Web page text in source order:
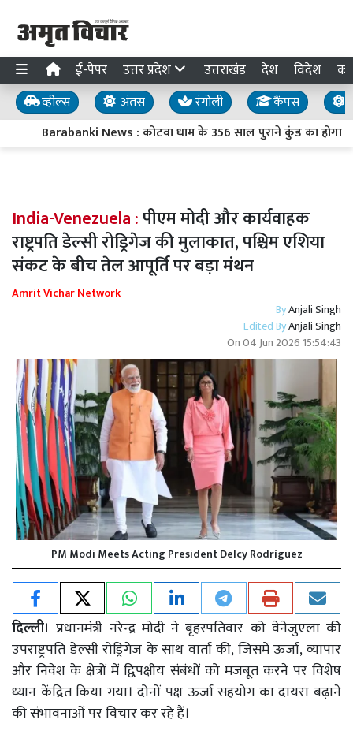
ई-पेपर उत्तर प्रदेश उत्तराखंड देश विदेश
व्हील्स अंतस रंगोली कैंपस
Barabanki News : कोटवा धाम के 356 साल पुराने कुंड का होगा
India-Venezuela :पीएम मोदी और कार्यवाहक
राष्ट्रपति डेल्सी रोड्रिगेज की मुलाकात, पश्चिम एशिया
संकट के बीच तेल आपूर्ति पर बड़ा मंथन
Amrit Vichar Network
ByAnjali Singh
Edited ByAnjali Singh
On04 Jun 2026 15:54:43
PM Modi Meets Acting President Delcy Rodríguez
दिल्ली।प्रधानमंत्री नरेन्द्र मोदी ने बृहस्पतिवार को वेनेजुएला की
उपराष्ट्रपति डेल्सी रोड्रिगेज के साथ वार्ता की, जिसमें ऊर्जा, व्यापार
और निवेश के क्षेत्रों में द्विपक्षीय संबंधों को मजबूत करने पर विशेष
ध्यान केंद्रित किया गया। दोनों पक्ष ऊर्जा सहयोग का दायरा बढ़ाने
की संभावनाओं पर विचार कर रहे हैं।